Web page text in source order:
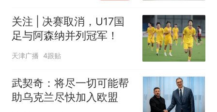
关注 | 决赛取消，U17国
足与阿森纳并列冠军！
天津广播 4跟贴
武契奇：将尽一切可能帮
助乌克兰尽快加入欧盟